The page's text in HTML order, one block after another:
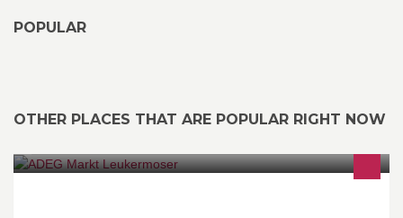
POPULAR
OTHER PLACES THAT ARE POPULAR RIGHT NOW